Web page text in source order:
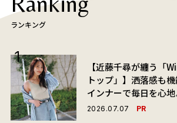
ランキング
【近藤千尋が纏う「
トップ」】洒落感も
インナーで毎日を心地
2026.07.07 PR